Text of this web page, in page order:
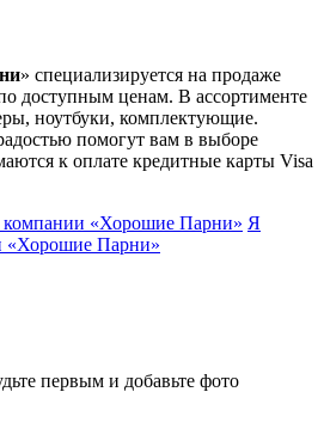
» специализируется на продаже
доступным ценам. В ассортименте
ноутбуки, комплектующие.
помогут вам в выборе
к оплате кредитные карты Visa
компании «Хорошие Парни» Я
«Хорошие Парни»
первым и добавьте фото